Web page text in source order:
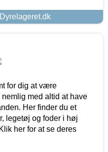
for dig at være
med altid at have
Her finder du et
legetøj og foder i høj
her for at se deres